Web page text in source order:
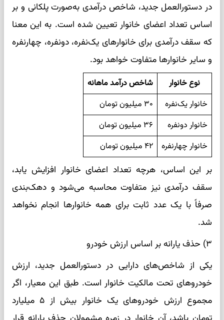
در دستورالعمل جدید، شاخص درآمدی به‌صورت پلکانی و بر
اساس تعداد اعضای خانوار تعیین شده است. به این معنا
که سقف درآمدی برای خانوارهای یک‌نفره، دونفره، چهارنفره
و سایر خانوارها متفاوت خواهد بود.
نوع خانوار
شاخص درآمد ماهانه
خانوار یک‌نفره
۳۰ میلیون تومان
خانوار دونفره
۳۶ میلیون تومان
خانوار چهارنفره
۴۲ میلیون تومان
بر این اساس، هرچه تعداد اعضای خانوار افزایش یابد،
سقف درآمدی نیز متفاوت محاسبه می‌شود و دهک‌بندی
صرفاً با یک عدد ثابت برای همه خانوارها انجام نخواهد
شد.
۳) حذف یارانه بر اساس ارزش خودرو
یکی از شاخص‌های دارایی در دستورالعمل جدید، ارزش
خودروهای تحت مالکیت خانوار است. طبق این معیار، اگر
مجموع ارزش خودروهای یک خانوار بیش از ۵ میلیارد